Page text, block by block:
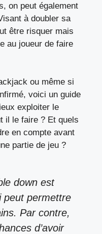
on peut également
à doubler sa
être risquer mais
au joueur de faire
ou même si
voici un guide
exploiter le
il le faire ? Et quels
en compte avant
partie de jeu ?
down est
peut permettre
Par contre,
d’avoir